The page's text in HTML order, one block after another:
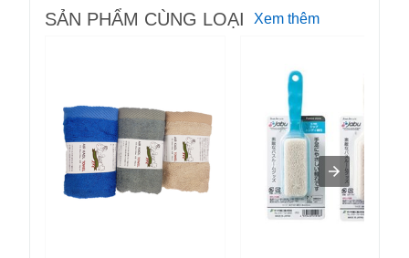
SẢN PHẨM CÙNG LOẠI Xem thêm